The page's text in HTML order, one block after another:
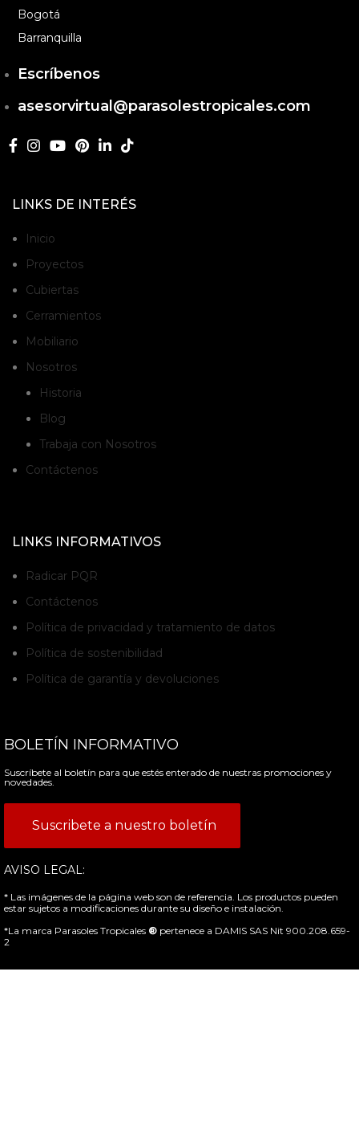
Bogotá
Barranquilla
Escríbenos
asesorvirtual@parasolestropicales.com
LINKS DE INTERÉS
Inicio
Proyectos
Cubiertas
Cerramientos
Mobiliario
Nosotros
Historia
Blog
Trabaja con Nosotros
Contáctenos
LINKS INFORMATIVOS
Radicar PQR
Contáctenos
Política de privacidad y tratamiento de datos
Política de sostenibilidad
Política de garantía y devoluciones
BOLETÍN INFORMATIVO
Suscríbete al boletín para que estés enterado de nuestras promociones y
novedades.
Suscribete a nuestro boletín
AVISO LEGAL:
* Las imágenes de la página web son de referencia. Los productos pueden
estar sujetos a modificaciones durante su diseño e instalación.
*La marca Parasoles Tropicales ® pertenece a DAMIS SAS Nit 900.208.659-
2